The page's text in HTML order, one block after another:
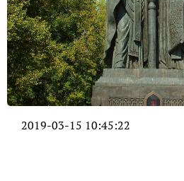
2019-03-15 10:45:22